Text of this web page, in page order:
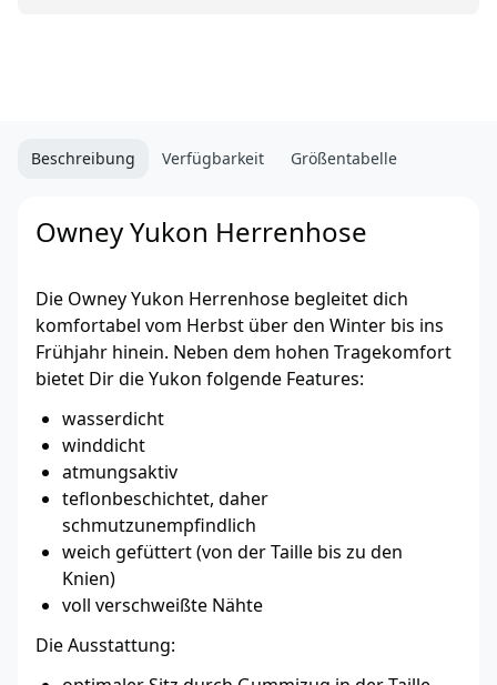
Beschreibung Verfügbarkeit Größentabelle
Owney Yukon Herrenhose
Die Owney Yukon Herrenhose begleitet dich
komfortabel vom Herbst über den Winter bis ins
Frühjahr hinein. Neben dem hohen Tragekomfort
bietet Dir die Yukon folgende Features:
wasserdicht
winddicht
atmungsaktiv
teflonbeschichtet, daher
schmutzunempfindlich
weich gefüttert (von der Taille bis zu den
Knien)
voll verschweißte Nähte
Die Ausstattung: